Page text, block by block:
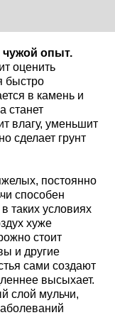
чужой опыт.
оценить
быстро
в камень и
станет
влагу, уменьшит
сделает грунт
постоянно
способен
таких условиях
хуже
стоит
и другие
сами создают
высыхает.
слой мульчи,